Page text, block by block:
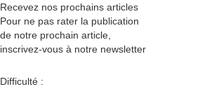
Recevez nos prochains articles
Pour ne pas rater la publication
de notre prochain article,
inscrivez-vous à notre newsletter
Difficulté :